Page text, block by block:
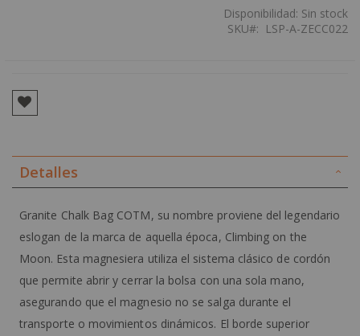
Disponibilidad: Sin stock
SKU
LSP-A-ZECC022
Detalles
Granite Chalk Bag COTM, su nombre proviene del legendario
eslogan de la marca de aquella época, Climbing on the
Moon. Esta magnesiera utiliza el sistema clásico de cordón
que permite abrir y cerrar la bolsa con una sola mano,
asegurando que el magnesio no se salga durante el
transporte o movimientos dinámicos. El borde superior